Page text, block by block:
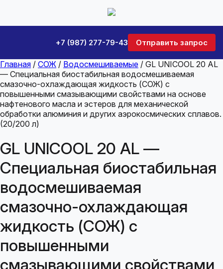
+7 (987) 277-79-43 Отправить запрос
Главная / СОЖ / Водосмешиваемые / GL UNICOOL 20 AL
— Специальная биостабильная водосмешиваемая
смазочно-охлаждающая жидкость (СОЖ) с
повышенными смазывающими свойствами на основе
нафтенового масла и эстеров для механической
обработки алюминия и других аэрокосмических сплавов.
(20/200 л)
GL UNICOOL 20 AL —
Специальная биостабильная
водосмешиваемая
смазочно-охлаждающая
жидкость (СОЖ) с
повышенными
смазывающими свойствами